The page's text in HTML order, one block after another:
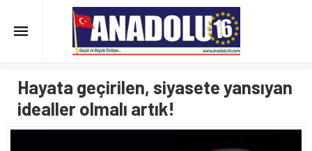
Hayata geçirilen, siyasete yansıyan
idealler olmalı artık!